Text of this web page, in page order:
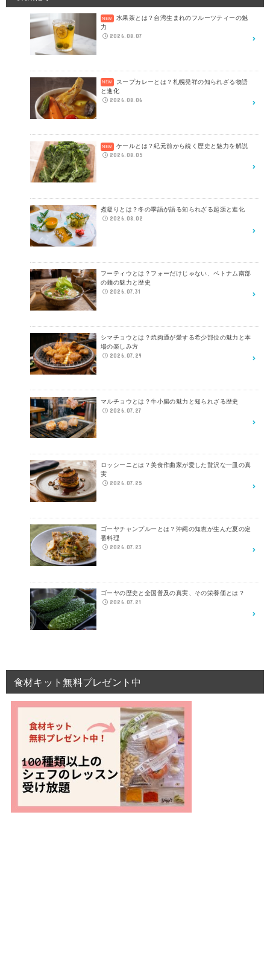
水果茶とは？台湾生まれのフルーツティーの魅
力
2026.08.07
スープカレーとは？札幌発祥の知られざる物語
と進化
2026.08.06
ケールとは？紀元前から続く歴史と魅力を解説
2026.08.05
煮凝りとは？冬の季語が語る知られざる起源と進化
2026.08.02
フーティウとは？フォーだけじゃない、ベトナム南部
の麺の魅力と歴史
2026.07.31
シマチョウとは？焼肉通が愛する希少部位の魅力と本
場の楽しみ方
2026.07.29
マルチョウとは？牛小腸の魅力と知られざる歴史
2026.07.27
ロッシーニとは？美食作曲家が愛した贅沢な一皿の真
実
2026.07.25
ゴーヤチャンプルーとは？沖縄の知恵が生んだ夏の定
番料理
2026.07.23
ゴーヤの歴史と全国普及の真実、その栄養価とは？
2026.07.21
食材キット無料プレゼント中